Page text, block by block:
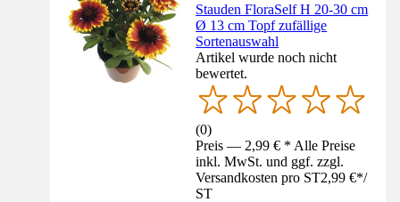
Stauden FloraSelf H 20-30 cm
Ø 13 cm Topf zufällige
Sortenauswahl
Artikel wurde noch nicht
bewertet.
(0)
Preis — 2,99 € * Alle Preise
inkl. MwSt. und ggf. zzgl.
Versandkosten pro ST2,99 €*/
ST